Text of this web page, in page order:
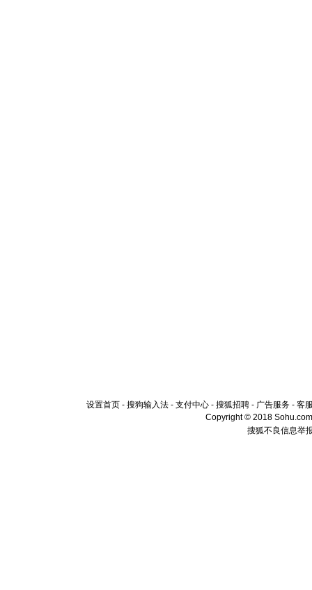
设置首页 - 搜狗输入法 - 支付中心 - 搜狐招聘 - 广告服务 - 客
Copyright © 2018
搜狐不良信息举